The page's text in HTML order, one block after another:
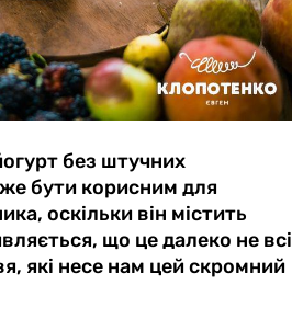
без штучних
бути корисним для
оскільки він містить
що це далеко не всі
які несе нам цей скромний